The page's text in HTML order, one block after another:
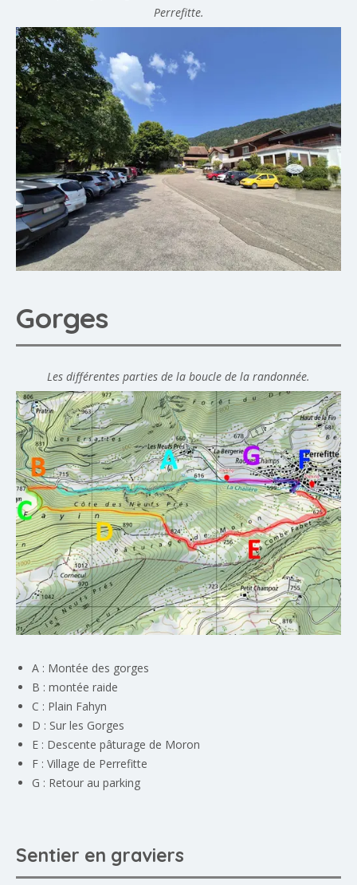
Perrefitte.
Gorges
Les différentes parties de la boucle de la randonnée.
A : Montée des gorges
B : montée raide
C : Plain Fahyn
D : Sur les Gorges
E : Descente pâturage de Moron
F : Village de Perrefitte
G : Retour au parking
Sentier en graviers